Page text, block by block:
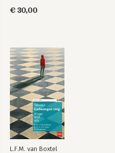
€ 30,00
L.F.M. van Boxtel